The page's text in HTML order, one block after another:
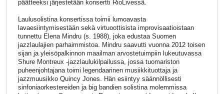
päätteeksi järjestetään konsertti RioLivessä.
Laulusolistina konsertissa toimii lumoavasta
lavaesiintymisestään sekä virtuoottisista improvisaatioistaan
tunnettu Elena Mindru (s. 1988), joka edustaa Suomen
jazzlaulajien parhaimmistoa. Mindru saavutti vuonna 2012 toisen
sijan ja yleisöpalkinnon maailman arvostetuimpiin lukeutuvassa
Shure Montreux -jazzlaulukilpailussa, jossa tuomariston
puheenjohtajana toimi legendaarinen musiikkituottaja ja
jazzmuusikko Quincy Jones. Hän esiintyy säännöllisesti
sinfoniaorkestereiden ja big bandien solistina molemmissa